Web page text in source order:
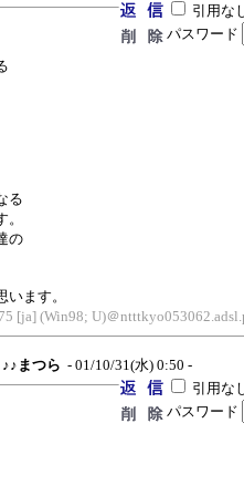
引用な
パスワード
る
の
ます。
[ja] (Win98; U)＠
♪♪まつら - 01/10/31(水) 0:50 -
引用な
パスワード